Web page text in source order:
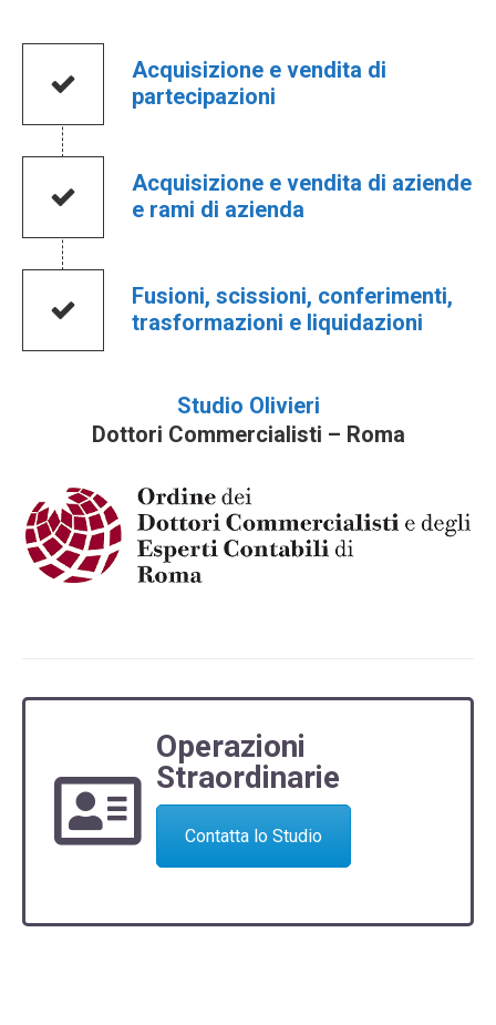
Acquisizione e vendita di
partecipazioni
Acquisizione e vendita di aziende
e rami di azienda
Fusioni, scissioni, conferimenti,
trasformazioni e liquidazioni
Studio Olivieri
Dottori Commercialisti – Roma
Operazioni
Straordinarie
Contatta lo Studio